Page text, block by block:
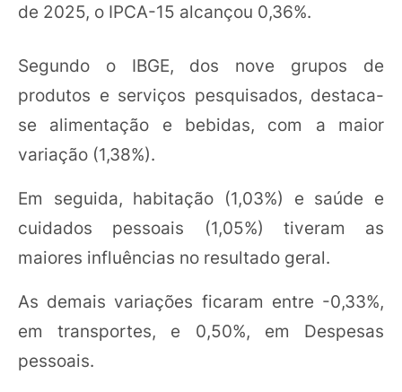
de 2025, o IPCA-15 alcançou 0,36%.
Segundo o IBGE, dos nove grupos de
produtos e serviços pesquisados, destaca-
se alimentação e bebidas, com a maior
variação (1,38%).
Em seguida, habitação (1,03%) e saúde e
cuidados pessoais (1,05%) tiveram as
maiores influências no resultado geral.
As demais variações ficaram entre -0,33%,
em transportes, e 0,50%, em Despesas
pessoais.